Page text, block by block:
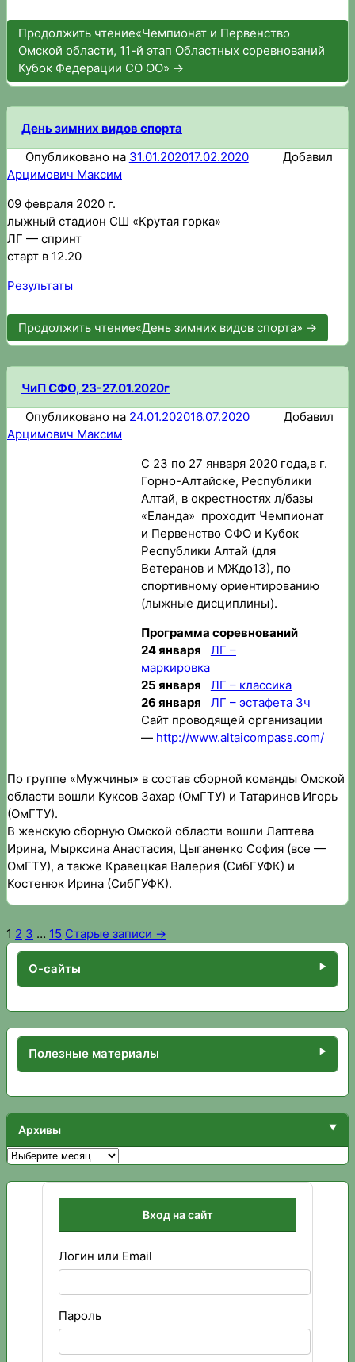
Продолжить чтение«Чемпионат и Первенство
Омской области, 11-й этап Областных соревнований
Кубок Федерации СО ОО» →
День зимних видов спорта
Опубликовано на 31.01.202017.02.2020
Добавил
Арцимович Максим
09 февраля 2020 г.
лыжный стадион СШ «Крутая горка»
ЛГ — спринт
старт в 12.20
Результаты
Продолжить чтение«День зимних видов спорта» →
ЧиП СФО, 23-27.01.2020г
Опубликовано на 24.01.202016.07.2020
Добавил
Арцимович Максим
С 23 по 27 января 2020 года,в г.
Горно-Алтайске, Республики
Алтай, в окрестностях л/базы
«Еланда» проходит Чемпионат
и Первенство СФО и Кубок
Республики Алтай (для
Ветеранов и МЖдо13), по
спортивному ориентированию
(лыжные дисциплины).
Программа соревнований
24 января
ЛГ –
маркировка
25 января
ЛГ – классика
26 января
ЛГ – эстафета 3ч
Сайт проводящей организации
— http://www.altaicompass.com/
По группе «Мужчины» в состав сборной команды Омской
области вошли Куксов Захар (ОмГТУ) и Татаринов Игорь
(ОмГТУ).
В женскую сборную Омской области вошли Лаптева
Ирина, Мырксина Анастасия, Цыганенко София (все —
ОмГТУ), а также Кравецкая Валерия (СибГУФК) и
Костенюк Ирина (СибГУФК).
Пагинация
записей
1 2 3 … 15 Старые записи →
О-сайты
Полезные материалы
Архивы
Архивы
Вход на сайт
Логин или Email
Пароль